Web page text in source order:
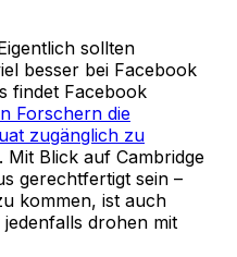
sollten
besser bei Facebook
findet Facebook
Forschern die
zugänglich zu
Mit Blick auf Cambridge
gerechtfertigt sein –
kommen, ist auch
drohen mit